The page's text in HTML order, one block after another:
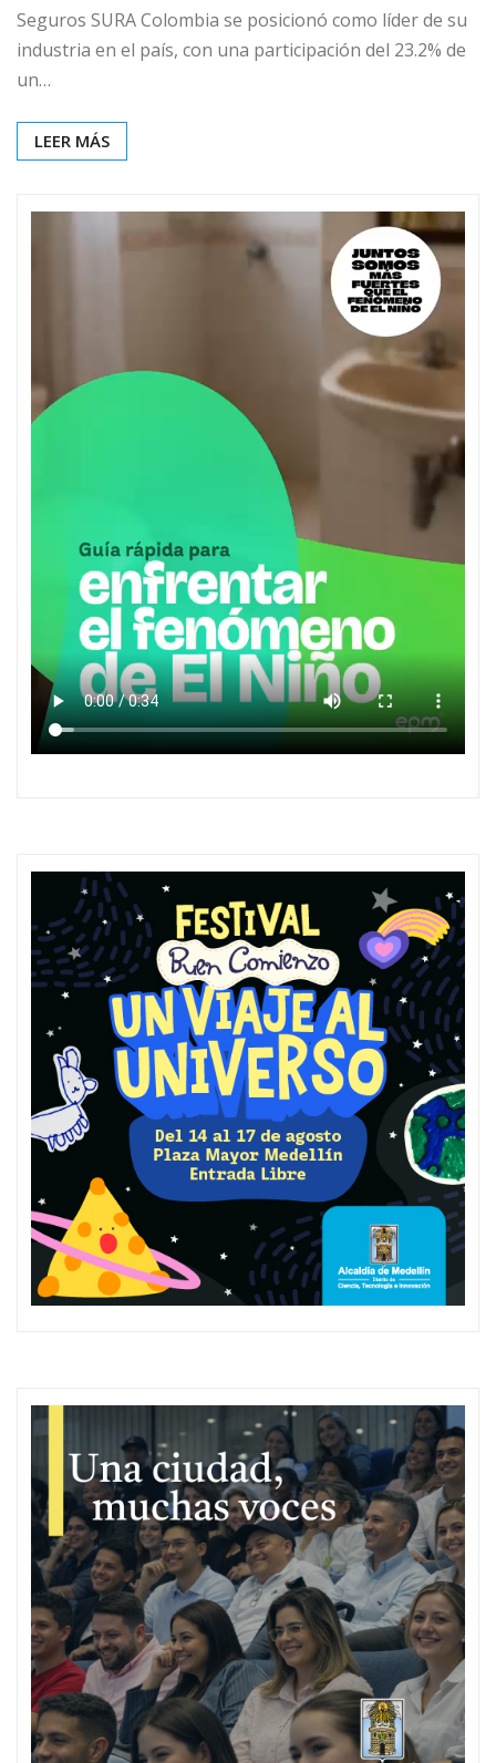
Seguros SURA Colombia se posicionó como líder de su
industria en el país, con una participación del 23.2% de
un…
LEER MÁS